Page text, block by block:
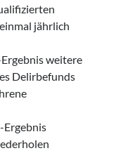
jährlich
weitere
Delirbefunds
Ergebnis